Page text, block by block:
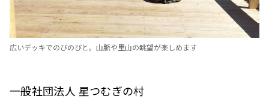
広いデッキでのびのびと。山脈や里山の眺望が楽しめます
一般社団法人 星つむぎの村